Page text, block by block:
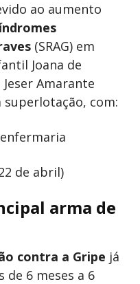
ao aumento
(SRAG) em
Joana de
Amarante
superlotação, com:
de abril)
arma de
contra a Gripe já
de 6 meses a 6